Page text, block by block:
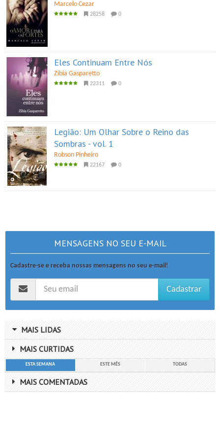
Marcelo Cezar
28258 0
Eles Continuam Entre Nós
Zibia Gasparetto
22311 0
Legião: Um Olhar Sobre o Reino das
Sombras - vol. 1
Robson Pinheiro
22167 0
MENSAGENS NO SEU E-MAIL
Cadastre-se e receba nossas mensagens no seu e-mail!
Cadastrar
MAIS LIDAS
MAIS CURTIDAS
ESTA SEMANA ESTE MÊS TODAS
MAIS COMENTADAS